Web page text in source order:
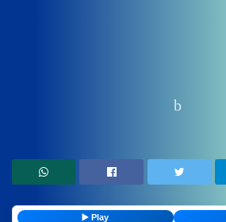
▶️ Play